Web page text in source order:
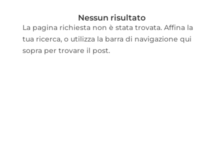
Nessun risultato
La pagina richiesta non è stata trovata. Affina la
tua ricerca, o utilizza la barra di navigazione qui
sopra per trovare il post.